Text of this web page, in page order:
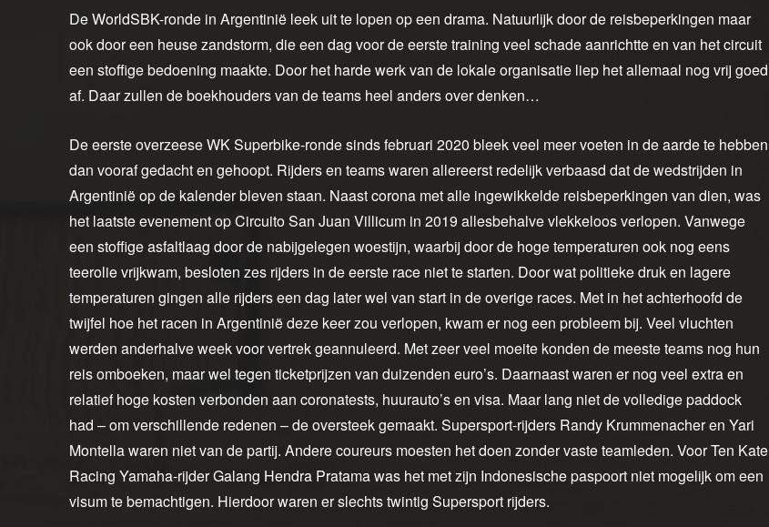
De WorldSBK-ronde in Argentinië leek uit te lopen op een drama. Natuurlijk door de reisbeperkingen maar
ook door een heuse zandstorm, die een dag voor de eerste training veel schade aanrichtte en van het circuit
een stoffige bedoening maakte. Door het harde werk van de lokale organisatie liep het allemaal nog vrij goed
af. Daar zullen de boekhouders van de teams heel anders over denken…
De eerste overzeese WK Superbike-ronde sinds februari 2020 bleek veel meer voeten in de aarde te hebben
dan vooraf gedacht en gehoopt. Rijders en teams waren allereerst redelijk verbaasd dat de wedstrijden in
Argentinië op de kalender bleven staan. Naast corona met alle ingewikkelde reisbeperkingen van dien, was
het laatste evenement op Circuito San Juan Villicum in 2019 allesbehalve vlekkeloos verlopen. Vanwege
een stoffige asfaltlaag door de nabijgelegen woestijn, waarbij door de hoge temperaturen ook nog eens
teerolie vrijkwam, besloten zes rijders in de eerste race niet te starten. Door wat politieke druk en lagere
temperaturen gingen alle rijders een dag later wel van start in de overige races. Met in het achterhoofd de
twijfel hoe het racen in Argentinië deze keer zou verlopen, kwam er nog een probleem bij. Veel vluchten
werden anderhalve week voor vertrek geannuleerd. Met zeer veel moeite konden de meeste teams nog hun
reis omboeken, maar wel tegen ticketprijzen van duizenden euro’s. Daarnaast waren er nog veel extra en
relatief hoge kosten verbonden aan coronatests, huurauto’s en visa. Maar lang niet de volledige paddock
had – om verschillende redenen – de oversteek gemaakt. Supersport-rijders Randy Krummenacher en Yari
Montella waren niet van de partij. Andere coureurs moesten het doen zonder vaste teamleden. Voor Ten Kate
Racing Yamaha-rijder Galang Hendra Pratama was het met zijn Indonesische paspoort niet mogelijk om een
visum te bemachtigen. Hierdoor waren er slechts twintig Supersport rijders.